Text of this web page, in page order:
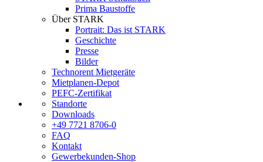
Prima Baustoffe
Über STARK
Portrait: Das ist STARK
Geschichte
Presse
Bilder
Technorent Mietgeräte
Mietplanen-Depot
PEFC-Zertifikat
Standorte
Downloads
+49 7721 8706-0
FAQ
Kontakt
Gewerbekunden-Shop